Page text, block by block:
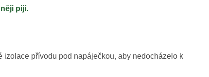
pijí.
přívodu pod napáječkou, aby nedocházelo k